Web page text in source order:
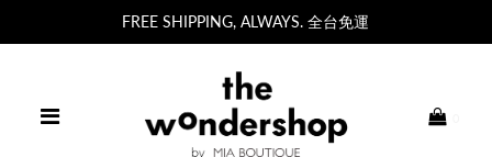
FREE SHIPPING, ALWAYS. 全台免運